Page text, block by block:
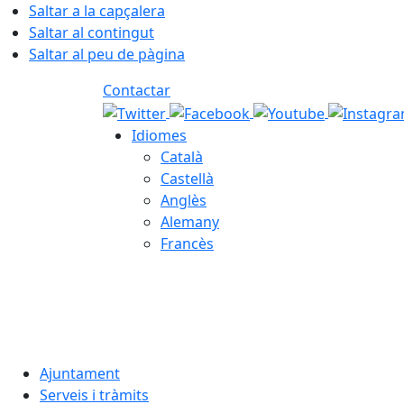
Saltar a la capçalera
Saltar al contingut
Saltar al peu de pàgina
Contactar
Idiomes
Català
Castellà
Anglès
Alemany
Francès
Ajuntament
Serveis i tràmits